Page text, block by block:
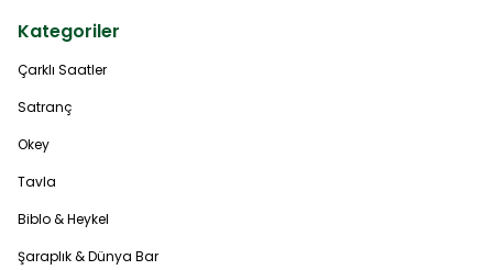
Kategoriler
Çarklı Saatler
Satranç
Okey
Tavla
Biblo & Heykel
Şaraplık & Dünya Bar